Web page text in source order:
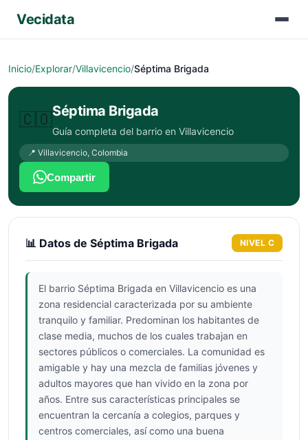
Vecidata
Inicio/Explorar/Villavicencio/Séptima Brigada
🇨🇴Séptima Brigada
Guía completa del barrio en Villavicencio
📍 Villavicencio, Colombia
Compartir
📊 Datos de Séptima Brigada NIVEL C
El barrio Séptima Brigada en Villavicencio es una
zona residencial caracterizada por su ambiente
tranquilo y familiar. Predominan los habitantes de
clase media, muchos de los cuales trabajan en
sectores públicos o comerciales. La comunidad es
amigable y hay una mezcla de familias jóvenes y
adultos mayores que han vivido en la zona por
años. Entre sus características principales se
encuentran la cercanía a colegios, parques y
centros comerciales, así como una buena